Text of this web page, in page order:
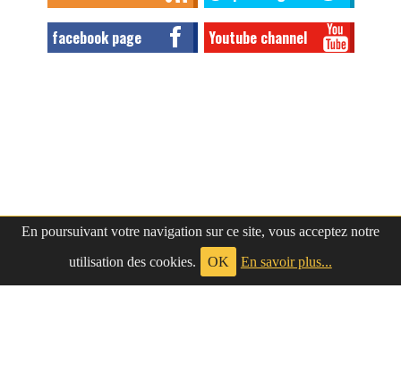
En poursuivant votre navigation sur ce site, vous acceptez notre
utilisation des cookies.
OK En savoir plus...
facebook page Youtube channel